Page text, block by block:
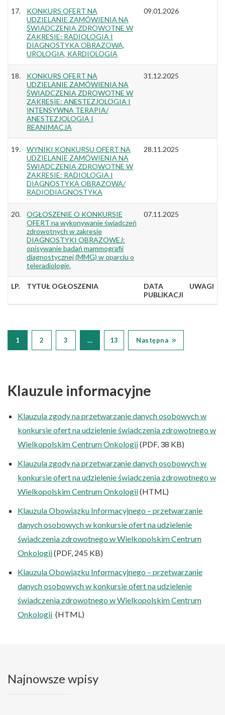
LP. TYTUŁ OGŁOSZENIA
DATA
PUBLIKACJI
UWAGI
17.
KONKURS OFERT NA
UDZIELANIE ZAMÓWIENIA NA
ŚWIADCZENIA ZDROWOTNE W
ZAKRESIE: RADIOLOGIA I
DIAGNOSTYKA OBRAZOWA,
UROLOGIA, KARDIOLOGIA
09.01.2026
18.
KONKURS OFERT NA
UDZIELANIE ZAMÓWIENIA NA
ŚWIADCZENIA ZDROWOTNE W
ZAKRESIE: ANESTEZJOLOGIA I
INTENSYWNA TERAPIA/
ANESTEZJOLOGIA I
REANIMACJA
31.12.2025
19.
WYNIKI KONKURSU OFERT NA
UDZIELANIE ZAMÓWIENIA NA
ŚWIADCZENIA ZDROWOTNE W
ZAKRESIE: RADIOLOGIA I
DIAGNOSTYKA OBRAZOWA/
RADIODIAGNOSTYKA
28.11.2025
20.
OGŁOSZENIE O KONKURSIE
OFERT na wykonywanie świadczeń
zdrowotnych w zakresie
DIAGNOSTYKI OBRAZOWEJ:
opisywanie badań mammografii
diagnostycznej (MMG) w oparciu o
teleradiologię.
07.11.2025
1 2 3 … 13 Następna
Klauzule informacyjne
Klauzula zgody na przetwarzanie danych osobowych w
konkursie ofert na udzielenie świadczenia zdrowotnego w
Wielkopolskim Centrum Onkologii(PDF, 38 KB)
Klauzula zgody na przetwarzanie danych osobowych w
konkursie ofert na udzielenie świadczenia zdrowotnego w
Wielkopolskim Centrum Onkologii(HTML)
Klauzula Obowiązku Informacyjnego – przetwarzanie
danych osobowych w konkursie ofert na udzielenie
świadczenia zdrowotnego w Wielkopolskim Centrum
Onkologii(PDF, 245 KB)
Klauzula Obowiązku Informacyjnego – przetwarzanie
danych osobowych w konkursie ofert na udzielenie
świadczenia zdrowotnego w Wielkopolskim Centrum
Onkologii (HTML)
Najnowsze wpisy